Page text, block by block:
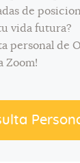
de
vida futura?
personal de
Zoom!